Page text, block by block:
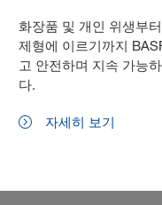
화장품 및 개인 위생부
제형에 이르기까지
고 안전하며 지속 가능
다.
자세히 보기